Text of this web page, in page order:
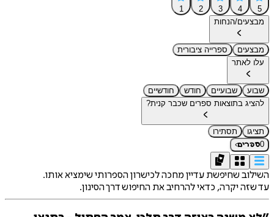
5
4
3
2
1
מבצעים/הנחות
מבצעים
ספרייה ציבורית
עלו לאתר
שבוע שבועיים חודש
חודשיים
להציג בתוצאות ספרים שכבר קנית?
תציגו
תסתירו
0ספרים›
השילוב שחיפשת עדיין מחכה לכישרון הספרותי שימציא אותו.
עד שזה יקרה, כדאי להרחיב את החיפוש דרך הסינון.